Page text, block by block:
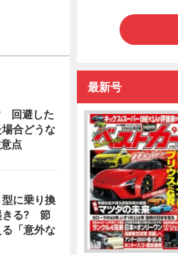
回避した
合どうな
点
に乗り換
きる? 節
「意外な
最新号